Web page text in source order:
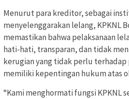
Menurut para kreditor, sebagai
menyelenggarakan lelang, KPKNL
memastikan bahwa pelaksanaan
hati-hati, transparan, dan tidak
kerugian yang tidak perlu terhadap
memiliki kepentingan hukum atas
“Kami menghormati fungsi KPKNL